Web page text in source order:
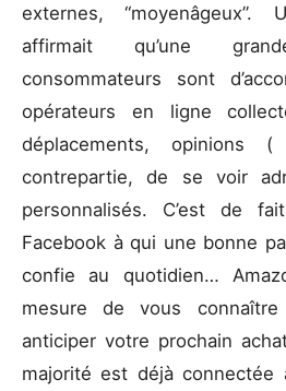
externes, “moyenâgeux”.
affirmait qu’une
consommateurs sont
opérateurs en ligne
déplacements,
contrepartie, de se voir
personnalisés. C’est de
Facebook à qui une bonne
confie au quotidien…
mesure de vous
anticiper votre prochain
majorité est déjà